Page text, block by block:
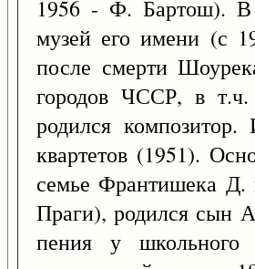
1956 - Ф. Бартош). В
музей его имени (с
после смерти
городов ЧССР, в
родился
квартетов (1951).
семье Франтишека Д.
Праги), родился сын
пения у